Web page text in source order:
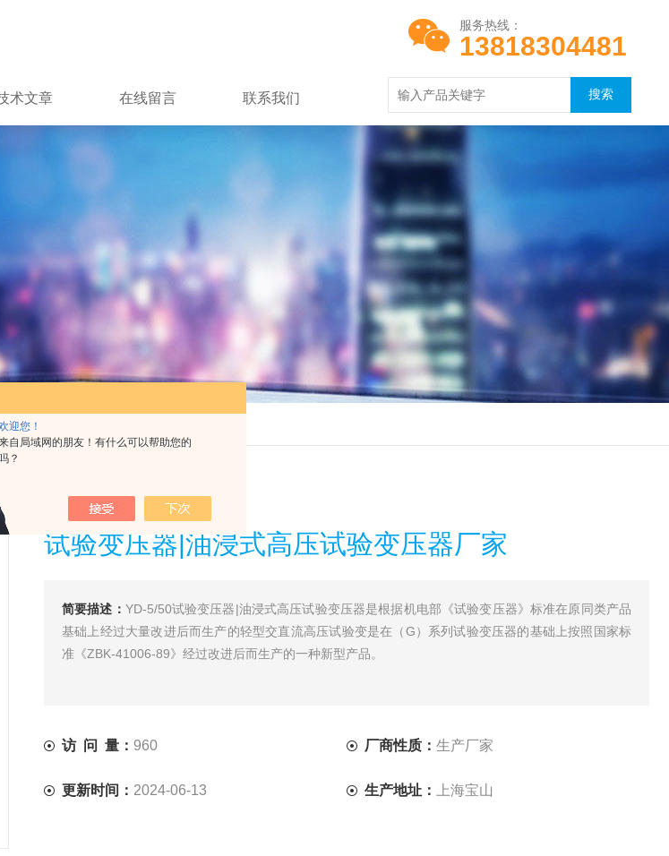
迎您！
自局域网的朋友！有什么可以帮助您的
？
服务热线：
13818304481
术文章 在线留言 联系我们
器|油浸式高压试验变压器厂家
试验变压器|油浸式高压试验变压器厂家
简要描述： YD-5/50试验变压器|油浸式高压试验变压器是根据机电部《试验变压器》标准在原同类产品
基础上经过大量改进后而生产的轻型交直流高压试验变是在（G）系列试验变压器的基础上按照国家标
准《ZBK-41006-89》经过改进后而生产的一种新型产品。
访 问 量： 960 厂商性质： 生产厂家
更新时间： 2024-06-13 生产地址： 上海宝山